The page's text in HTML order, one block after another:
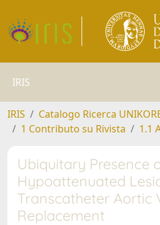
IRIS
IRIS
Catalogo Ricerca
1 Contributo su Rivista
1.1
Ubiquitary Presence
Hypoattenuated
Transcatheter Aortic
Replacement